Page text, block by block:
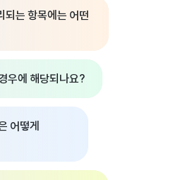
되는 항목에는 어떤
우에 해당되나요?
어떻게